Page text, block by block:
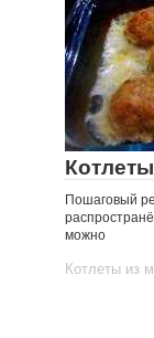
Пошаговый
можно
Котлеты из